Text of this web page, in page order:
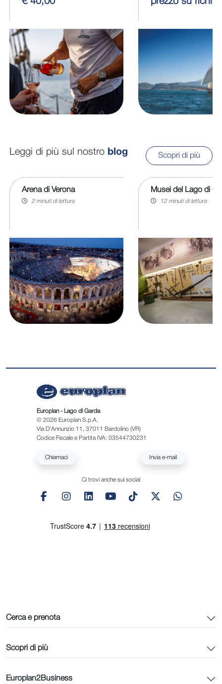
Leggi di più sul nostro blog Scopri di più
Arena di Verona
2 minuti di lettura
Musei del Lago di
12 minuti di lettura
Cerca e prenota
Scopri di più
Europlan2Business
Europlan - Lago di Garda
© 2026 Europlan S.p.A.
Via D'Annunzio 11, 37011 Bardolino (VR)
Codice Fiscale e Partita IVA: 03544730231
Chiamaci Invia e-mail
Ci trovi anche sui social